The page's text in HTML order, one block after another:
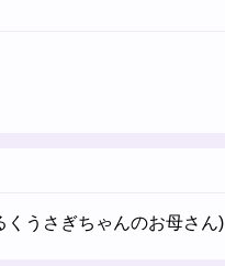
くうさぎちゃんのお母さん)